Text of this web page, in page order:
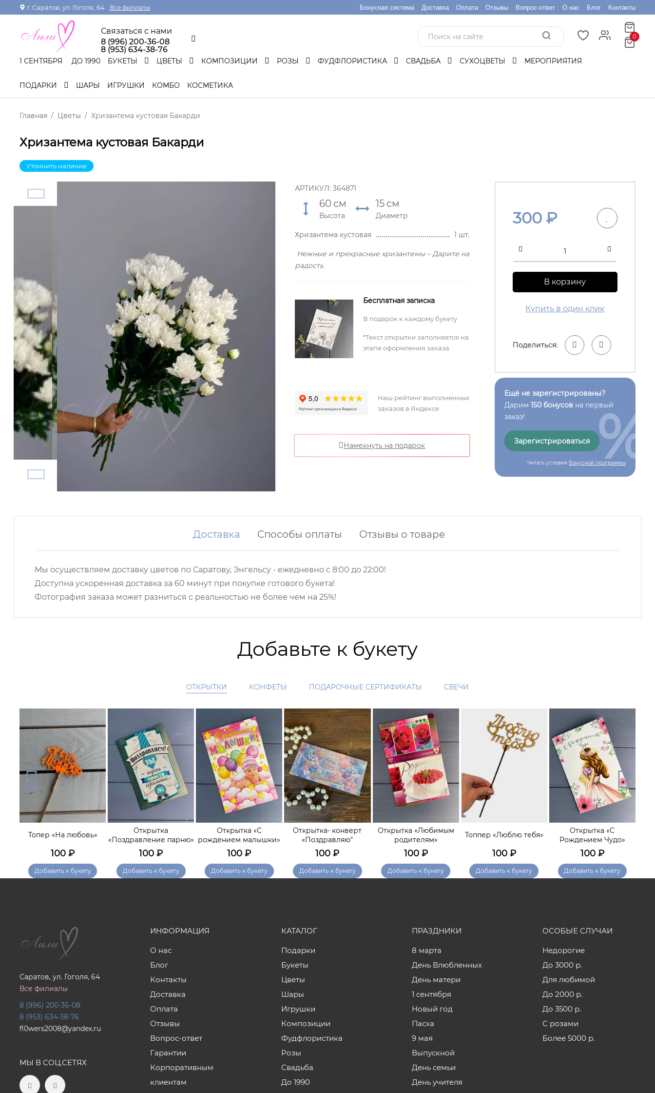
г. Саратов, ул. Гоголя, 64 Все филиалы Бонусная система Доставка Оплата Отзывы Вопрос-ответ О нас Блог Контакты
Связаться с нами
8 (996) 200-36-08
8 (953) 634-38-76
0
1 СЕНТЯБРЯ ДО 1990 БУКЕТЫ ЦВЕТЫ КОМПОЗИЦИИ РОЗЫ ФУДФЛОРИСТИКА СВАДЬБА СУХОЦВЕТЫ МЕРОПРИЯТИЯ
ПОДАРКИ ШАРЫ ИГРУШКИ КОМБО КОСМЕТИКА
Главная Цветы Хризантема кустовая Бакарди
Хризантема кустовая Бакарди
Уточнить наличие
АРТИКУЛ: 364871
60 см
Высота
15 см
Диаметр
Хризантема кустовая 1 шт.
Нежные и прекрасные хризантемы – Дарите на
радость
Бесплатная записка
В подарок к каждому букету
*Текст открытки заполняется на
этапе оформления заказа
Наш рейтинг выполненных
заказов в Яндексе
Намекнуть на подарок
300₽
В корзину
Купить в один клик
Поделиться:
Ещё не зарегистрированы?
Дарим 150 бонусов на первый
заказ!
Зарегистрироваться
Читать условия бонусной программы
%
Доставка Способы оплаты Отзывы о товаре
Мы осуществляем доставку цветов по Саратову, Энгельсу - ежедневно с 8:00 до 22:00!
Доступна ускоренная доставка за 60 минут при покупке готового букета!
Фотография заказа может разниться с реальностью не более чем на 25%!
Добавьте к букету
ОТКРЫТКИ КОНФЕТЫ ПОДАРОЧНЫЕ СЕРТИФИКАТЫ СВЕЧИ
Топер «На любовь»
100 ₽
Добавить к букету
Открытка
«Поздравление парню»
100 ₽
Добавить к букету
Открытка «С
рождением малышки»
100 ₽
Добавить к букету
Открытка- конверт
«Поздравляю"
100 ₽
Добавить к букету
Открытка «Любимым
родителям»
100₽
Добавить к букету
Топпер «Люблю тебя»
100₽
Добавить к букету
Открытка «С
Рождением Чудо»
100₽
Добавить к букету
Саратов, ул. Гоголя, 64
Все филиалы
8 (996) 200-36-08
8 (953) 634-38-76
fl0wers2008@yandex.ru
МЫ В СОЦ.СЕТЯХ
ИНФОРМАЦИЯ
О нас
Блог
Контакты
Доставка
Оплата
Отзывы
Вопрос-ответ
Гарантии
Корпоративным
клиентам
КАТАЛОГ
Подарки
Букеты
Цветы
Шары
Игрушки
Композиции
Фудфлористика
Розы
Свадьба
До 1990
ПРАЗДНИКИ
8 марта
День Влюбленных
День матери
1 сентября
Новый год
Пасха
9 мая
Выпускной
День семьи
День учителя
ОСОБЫЕ СЛУЧАИ
Недорогие
До 3000 р.
Для любимой
До 2000 р.
До 3500 р.
С розами
Более 5000 р.